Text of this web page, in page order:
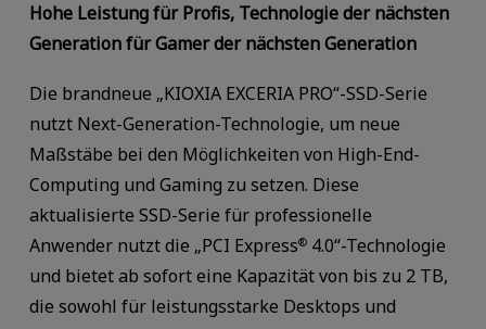
Hohe Leistung für Profis, Technologie der nächsten
Generation für Gamer der nächsten Generation
Die brandneue „KIOXIA EXCERIA PRO“-SSD-Serie
nutzt Next-Generation-Technologie, um neue
Maßstäbe bei den Möglichkeiten von High-End-
Computing und Gaming zu setzen. Diese
aktualisierte SSD-Serie für professionelle
Anwender nutzt die „PCI Express®4.0“-Technologie
und bietet ab sofort eine Kapazität von bis zu 2 TB,
die sowohl für leistungsstarke Desktops und